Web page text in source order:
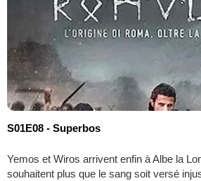
S01E08 - Superbos
Yemos et Wiros arrivent enfin à Albe la
souhaitent plus que le sang soit versé